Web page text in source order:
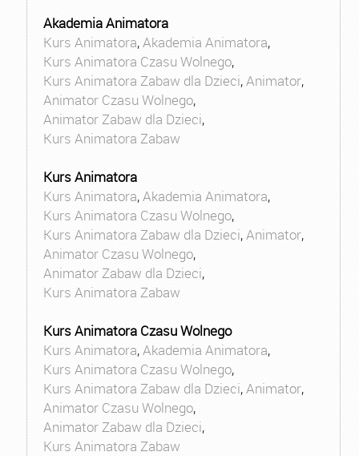
Akademia Animatora
Kurs Animatora,Akademia Animatora,
Kurs Animatora Czasu Wolnego,
Kurs Animatora Zabaw dla Dzieci,Animator,
Animator Czasu Wolnego,
Animator Zabaw dla Dzieci,
Kurs Animatora Zabaw
Kurs Animatora
Kurs Animatora,Akademia Animatora,
Kurs Animatora Czasu Wolnego,
Kurs Animatora Zabaw dla Dzieci,Animator,
Animator Czasu Wolnego,
Animator Zabaw dla Dzieci,
Kurs Animatora Zabaw
Kurs Animatora Czasu Wolnego
Kurs Animatora,Akademia Animatora,
Kurs Animatora Czasu Wolnego,
Kurs Animatora Zabaw dla Dzieci,Animator,
Animator Czasu Wolnego,
Animator Zabaw dla Dzieci,
Kurs Animatora Zabaw